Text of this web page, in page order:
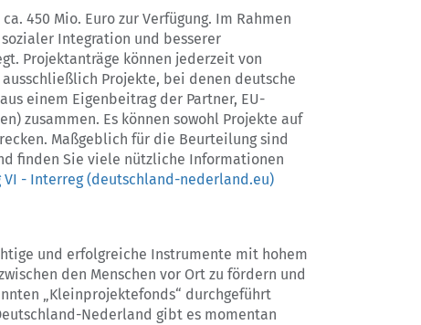
450 Mio. Euro zur Verfügung. Im Rahmen
Integration und besserer
Projektanträge können jederzeit von
Projekte, bei denen deutsche
einem Eigenbeitrag der Partner, EU-
zusammen. Es können sowohl Projekte auf
Maßgeblich für die Beurteilung sind
finden Sie viele nützliche Informationen
VI - Interreg (deutschland-nederland.eu)
und erfolgreiche Instrumente mit hohem
den Menschen vor Ort zu fördern und
„Kleinprojektefonds“ durchgeführt
Nederland gibt es momentan